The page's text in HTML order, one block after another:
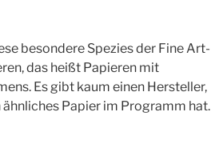
besondere Spezies der Fine Art-
das heißt Papieren mit
Es gibt kaum einen Hersteller,
Papier im Programm hat.